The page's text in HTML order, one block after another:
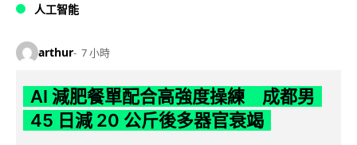
人工智能
arthur 7 小時
AI 減肥餐單配合高強度操練 成都男
45 日減 20 公斤後多器官衰竭